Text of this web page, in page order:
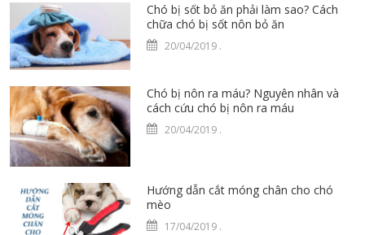
Chó bị sốt bỏ ăn phải làm sao? Cách
chữa chó bị sốt nôn bỏ ăn
20/04/2019 .
Chó bị nôn ra máu? Nguyên nhân và
cách cứu chó bị nôn ra máu
20/04/2019 .
Hướng dẫn cắt móng chân cho chó
mèo
17/04/2019 .